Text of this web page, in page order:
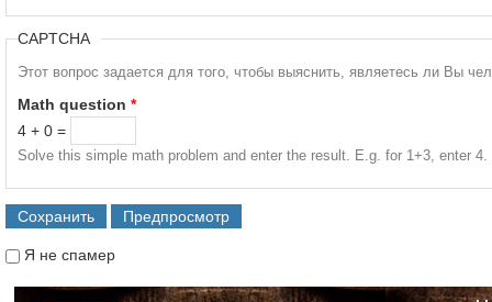
CAPTCHA
Этот вопрос задается для того, чтобы выяснить, являетесь ли Вы
Math question *
4 + 0 =
Solve this simple math problem and enter the result. E.g. for 1+3, enter 4.
Я не спамер